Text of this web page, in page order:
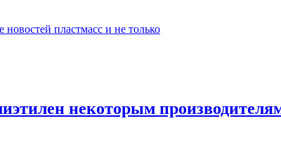
пластмасс и не только
некоторым